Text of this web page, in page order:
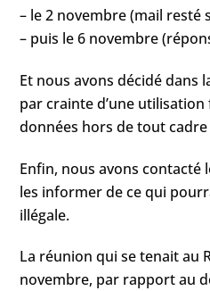
– le 2 novembre (mail resté
– puis le 6 novembre
Et nous avons décidé dans
par crainte d’une
données hors de tout cadre
Enfin, nous avons contacté
les informer de ce qui
illégale.
La réunion qui se tenait au
novembre, par rapport au